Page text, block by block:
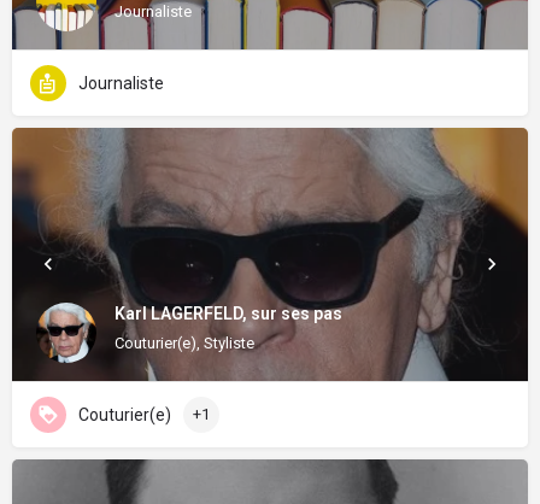
Journaliste
Journaliste
Karl LAGERFELD, sur ses pas
Couturier(e), Styliste
Couturier(e) +1